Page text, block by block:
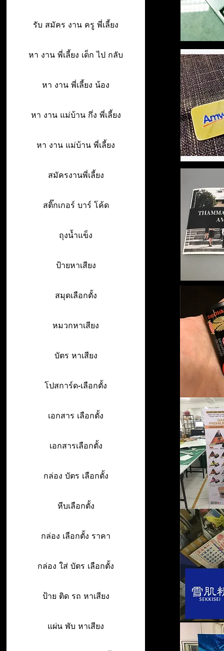
รับ สมัคร งาน ครู พี่เลี้ยง
หา งาน พี่เลี้ยง เด็ก ไป กลับ
หา งาน พี่เลี้ยง น้อง
หา งาน แม่บ้าน กึ่ง พี่เลี้ยง
หา งาน แม่บ้าน พี่เลี้ยง
สมัครงานพี่เลี้ยง
สติ๊กเกอร์ บาร์ โค้ด
ถุงน้ำแข็ง
ป้ายหาเสียง
สมุดเลือกตั้ง
หมวกหาเสียง
บัตร หาเสียง
โปสการ์ด-เลือกตั้ง
เอกสาร เลือกตั้ง
เอกสารเลือกตั้ง
กล่อง บัตร เลือกตั้ง
หีบเลือกตั้ง
กล่อง เลือกตั้ง ราคา
กล่อง ใส่ บัตร เลือกตั้ง
ป้าย ติด รถ หาเสียง
แผ่น พับ หาเสียง